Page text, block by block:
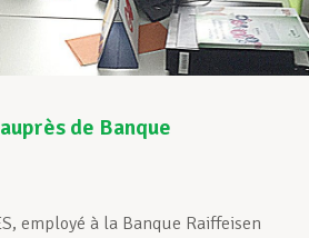
de Banque
employé à la Banque Raiffeisen